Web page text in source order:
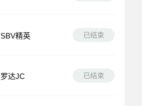
SBV精英 已结束
罗达JC 已结束